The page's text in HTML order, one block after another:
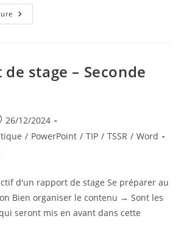
stage – Seconde
26/12/2024
/ PowerPoint / TIP / TSSR / Word
d'un rapport de stage Se préparer au
Bien organiser le contenu → Sont les
seront mis en avant dans cette